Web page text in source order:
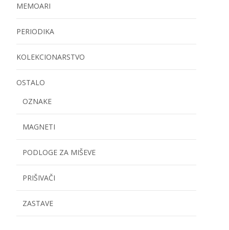
MEMOARI
PERIODIKA
KOLEKCIONARSTVO
OSTALO
OZNAKE
MAGNETI
PODLOGE ZA MIŠEVE
PRIŠIVAČI
ZASTAVE